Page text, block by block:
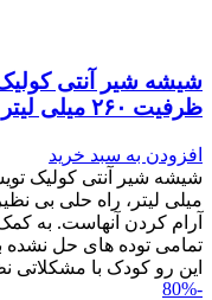
شیشه شیر آنتی
ظرفیت ۲۶۰ میلی لیتر
افزودن به سبد خرید
میلی لیتر، راه حلی بی
آرام کردن آنهاست. به
تمامی توده های حل
این رو کودک با مشکلاتی
-80%